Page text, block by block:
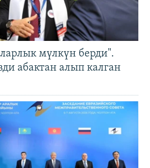
мүлкүн берди".
абактан алып калган